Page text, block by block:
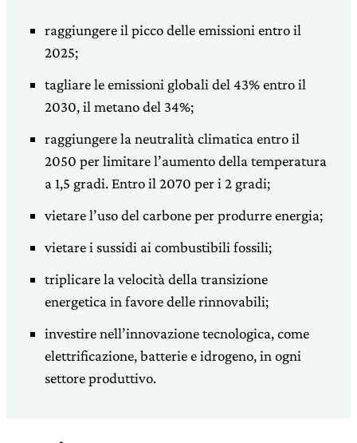
raggiungere il picco delle emissioni entro il
2025;
tagliare le emissioni globali del 43% entro il
2030, il metano del 34%;
raggiungere la neutralità climatica entro il
2050 per limitare l’aumento della temperatura
a 1,5 gradi. Entro il 2070 per i 2 gradi;
vietare l’uso del carbone per produrre energia;
vietare i sussidi ai combustibili fossili;
triplicare la velocità della transizione
energetica in favore delle rinnovabili;
investire nell’innovazione tecnologica, come
elettrificazione, batterie e idrogeno, in ogni
settore produttivo.